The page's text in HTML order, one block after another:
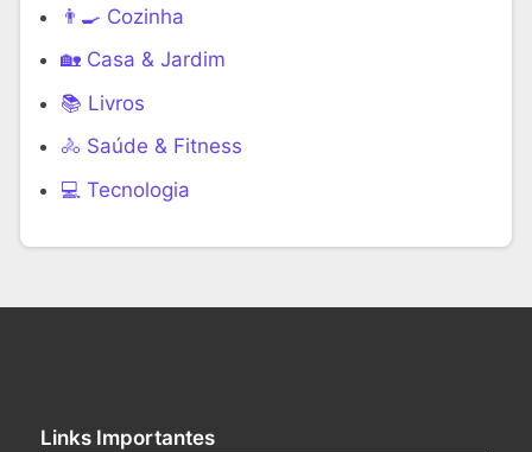
👨‍🍳 Cozinha
🏡 Casa & Jardim
📚 Livros
🚴 Saúde & Fitness
‍💻 Tecnologia
Links Importantes